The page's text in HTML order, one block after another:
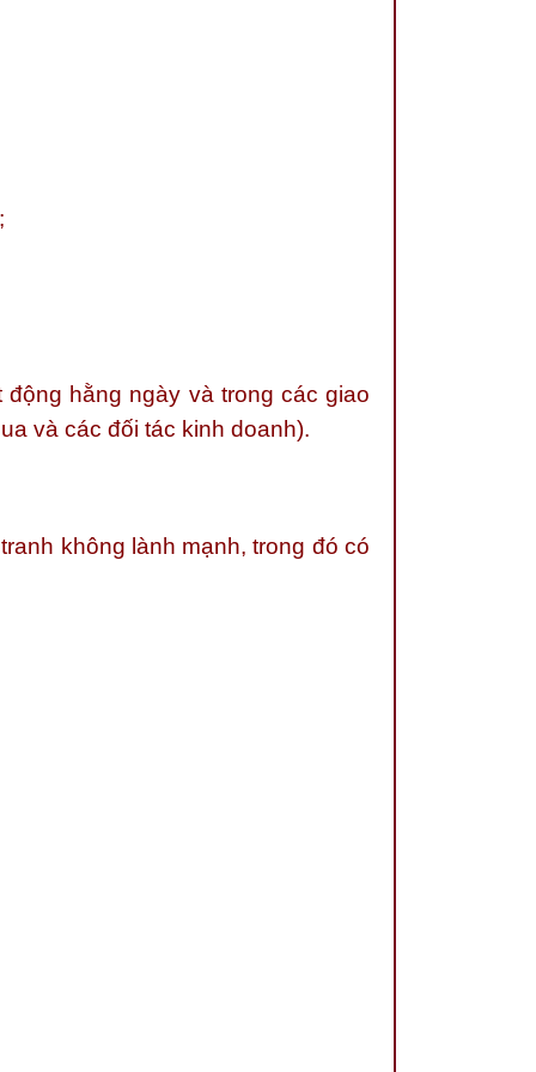
hằng ngày và trong các giao
và các đối tác kinh doanh).
không lành mạnh, trong đó có